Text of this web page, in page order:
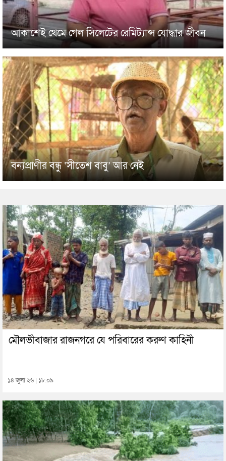
আকাশেই থেমে গেল সিলেটের রেমিট্যান্স যোদ্ধার জীবন
বন্যপ্রাণীর বন্ধু ‘সীতেশ বাবু’ আর নেই
মৌলভীবাজার রাজনগরে যে পরিবারের করুণ কাহিনী
১৪ জুলা ২৬ | ১৮:০৯